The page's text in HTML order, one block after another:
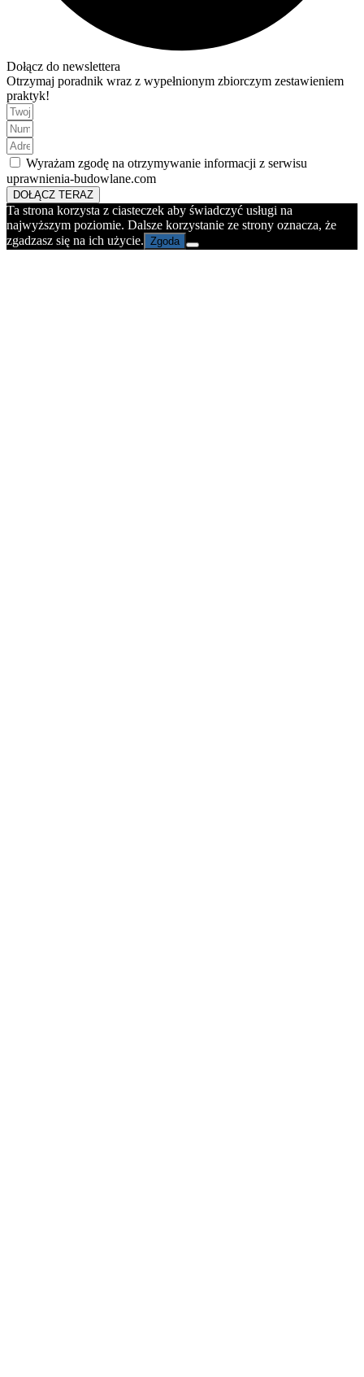
Dołącz do newslettera
Otrzymaj poradnik wraz z wypełnionym zbiorczym zestawieniem
praktyk!
Wyrażam zgodę na otrzymywanie informacji z serwisu
uprawnienia-budowlane.com
DOŁĄCZ TERAZ
Ta strona korzysta z ciasteczek aby świadczyć usługi na
najwyższym poziomie. Dalsze korzystanie ze strony oznacza, że
zgadzasz się na ich użycie. Zgoda